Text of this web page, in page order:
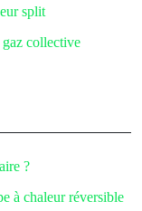
split
collective
?
à chaleur réversible